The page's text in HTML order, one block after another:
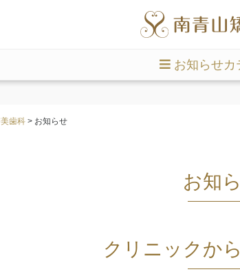
お知らせカ
歯科 > お知らせ
お知
クリニックか